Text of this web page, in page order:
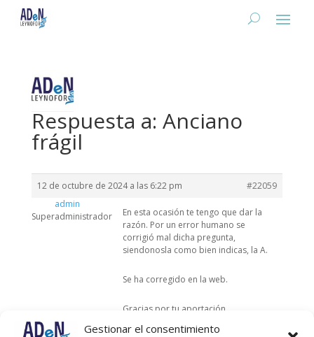
Gestionar el consentimiento
Respuesta a: Anciano
frágil
12 de octubre de 2024 a las 6:22 pm
#22059
admin
Superadministrador
En esta ocasión te tengo que dar la
razón. Por un error humano se
corrigió mal dicha pregunta,
siendonosla como bien indicas, la A.
Se ha corregido en la web.
Gracias por tu aportación.